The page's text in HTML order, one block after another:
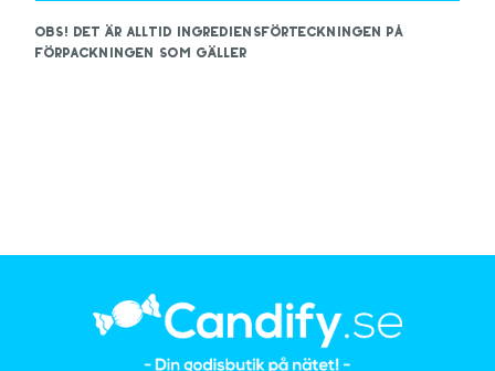
OBS! Det är alltid ingrediensförteckningen på
förpackningen som gäller